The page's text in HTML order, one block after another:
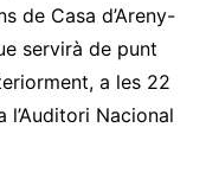
de Casa d’Areny-
servirà de punt
a les 22
l’Auditori Nacional